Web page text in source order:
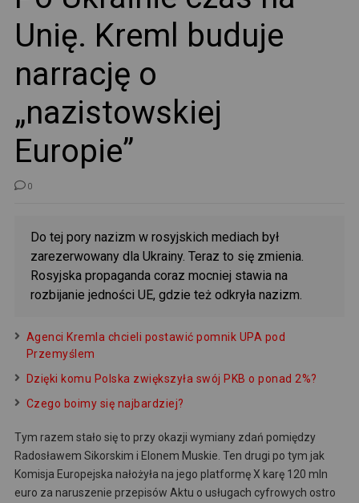
Unię. Kreml buduje
narrację o
„nazistowskiej
Europie”
0
Do tej pory nazizm w rosyjskich mediach był
zarezerwowany dla Ukrainy. Teraz to się zmienia.
Rosyjska propaganda coraz mocniej stawia na
rozbijanie jedności UE, gdzie też odkryła nazizm.
Agenci Kremla chcieli postawić pomnik UPA pod
Przemyślem
Dzięki komu Polska zwiększyła swój PKB o ponad 2%?
Czego boimy się najbardziej?
Tym razem stało się to przy okazji wymiany zdań pomiędzy
Radosławem Sikorskim i Elonem Muskie. Ten drugi po tym jak
Komisja Europejska nałożyła na jego platformę X karę 120 mln
euro za naruszenie przepisów Aktu o usługach cyfrowych ostro